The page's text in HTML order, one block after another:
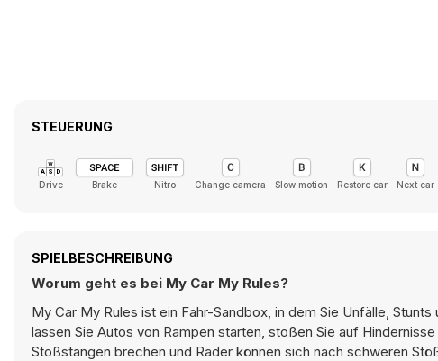
STEUERUNG
Drive Brake Nitro Change camera Slow motion Restore car Next car
SPIELBESCHREIBUNG
Worum geht es bei My Car My Rules?
My Car My Rules ist ein Fahr-Sandbox, in dem Sie Unfälle,
lassen Sie Autos von Rampen starten, stoßen Sie auf
Stoßstangen brechen und Räder können sich nach schweren